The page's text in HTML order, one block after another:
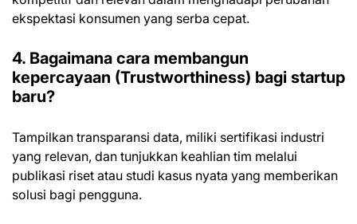
ekspektasi konsumen yang serba cepat.
4. Bagaimana cara membangun
kepercayaan (Trustworthiness) bagi startup
baru?
Tampilkan transparansi data, miliki sertifikasi industri
yang relevan, dan tunjukkan keahlian tim melalui
publikasi riset atau studi kasus nyata yang memberikan
solusi bagi pengguna.